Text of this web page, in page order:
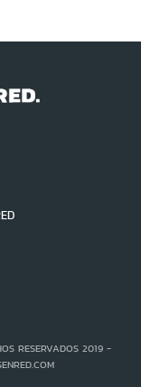
RESERVADOS 2019 -